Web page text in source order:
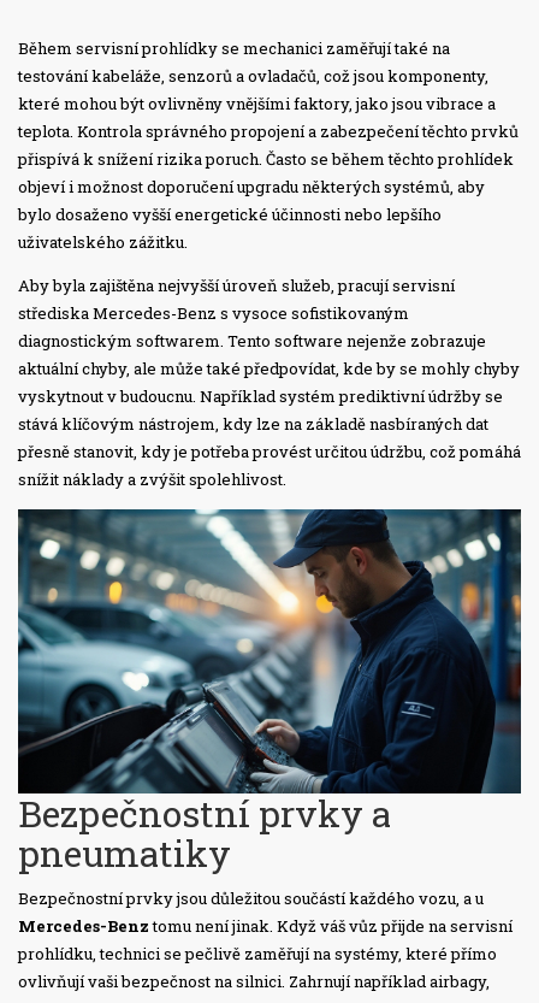
Během servisní prohlídky se mechanici zaměřují také na
testování kabeláže, senzorů a ovladačů, což jsou komponenty,
které mohou být ovlivněny vnějšími faktory, jako jsou vibrace a
teplota. Kontrola správného propojení a zabezpečení těchto prvků
přispívá k snížení rizika poruch. Často se během těchto prohlídek
objeví i možnost doporučení upgradu některých systémů, aby
bylo dosaženo vyšší energetické účinnosti nebo lepšího
uživatelského zážitku.
Aby byla zajištěna nejvyšší úroveň služeb, pracují servisní
střediska Mercedes-Benz s vysoce sofistikovaným
diagnostickým softwarem. Tento software nejenže zobrazuje
aktuální chyby, ale může také předpovídat, kde by se mohly chyby
vyskytnout v budoucnu. Například systém prediktivní údržby se
stává klíčovým nástrojem, kdy lze na základě nasbíraných dat
přesně stanovit, kdy je potřeba provést určitou údržbu, což pomáhá
snížit náklady a zvýšit spolehlivost.
Bezpečnostní prvky a
pneumatiky
Bezpečnostní prvky jsou důležitou součástí každého vozu, a u
Mercedes-Benztomu není jinak. Když váš vůz přijde na servisní
prohlídku, technici se pečlivě zaměřují na systémy, které přímo
ovlivňují vaši bezpečnost na silnici. Zahrnují například airbagy,